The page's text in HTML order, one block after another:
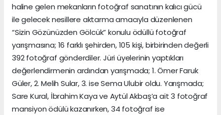
haline gelen mekanların fotoğraf sanatının kalıcı gücü
ile gelecek nesillere aktarma amacıyla düzenlenen
“Sizin Gözünüzden Gölcük” konulu ödüllü fotoğraf
yarışmasına; 16 farklı şehirden, 105 kişi, birbirinden değerli
392 fotoğraf gönderdiler. Jüri üyelerinin yaptıkları
değerlendirmenin ardından yarışmada; 1. Ömer Faruk
Güler, 2. Melih Sular, 3. ise Sema Ulubir oldu. Yarışmada;
Sare Kural, İbrahim Kaya ve Aytül Akbaş’a ait 3 fotoğraf
mansiyon ödülü kazanırken, 34 fotoğraf ise